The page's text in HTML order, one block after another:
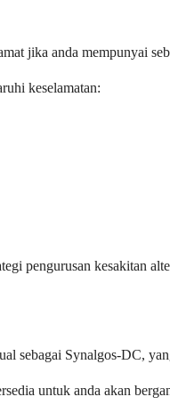
jika anda mempunyai
keselamatan:
pengurusan kesakitan
sebagai Synalgos-DC,
untuk anda akan